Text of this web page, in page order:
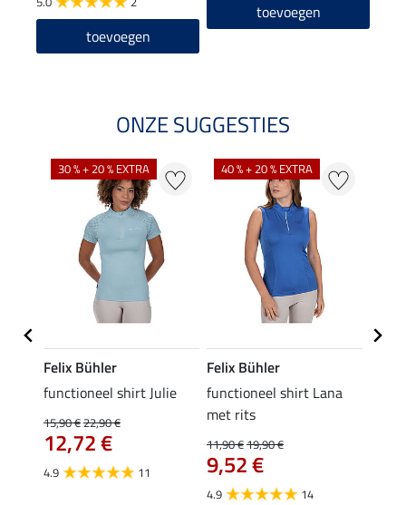
toevoegen
toevoegen
ONZE SUGGESTIES
30 % + 20 % EXTRA
Felix Bühler
functioneel shirt Julie
15,90 €22,90 €
12,72 €
4.9 11
40 % + 20 % EXTRA
Felix Bühler
functioneel shirt Lana
met rits
11,90 €19,90 €
9,52 €
4.9 14